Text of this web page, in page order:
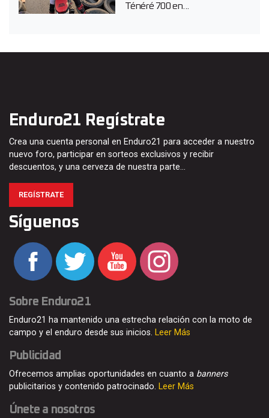
Ténéré 700 en...
Enduro21 Regístrate
Crea una cuenta personal en Enduro21 para acceder a nuestro
nuevo foro, participar en sorteos exclusivos y recibir
descuentos, y una cerveza de nuestra parte…
REGÍSTRATE
Síguenos
Sobre Enduro21
Enduro21 ha mantenido una estrecha relación con la moto de
campo y el enduro desde sus inicios. Leer Más
Publicidad
Ofrecemos amplias oportunidades en cuanto a banners
publicitarios y contenido patrocinado. Leer Más
Únete a nosotros